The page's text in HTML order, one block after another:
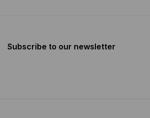
Subscribe to our newsletter